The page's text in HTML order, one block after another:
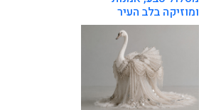
ומוזיקה בלב העיר